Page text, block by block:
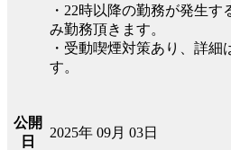
・22時以降の勤務が発生
み勤務頂きます。
・受動喫煙対策あり、詳細
す。
公開
日
2025年 09月 03日